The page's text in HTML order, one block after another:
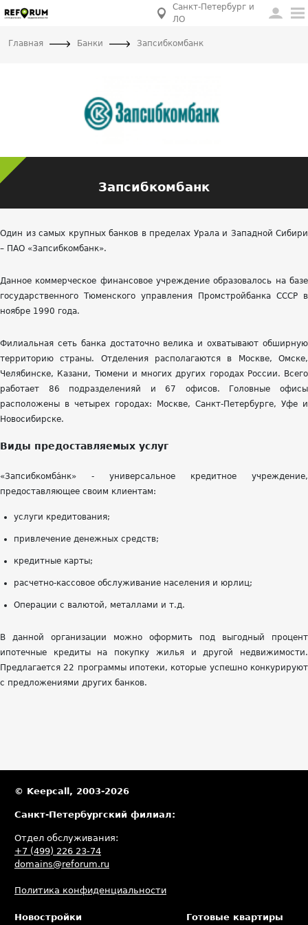
Санкт-Петербург и
ЛО
Главная Банки Запсибкомбанк
Запсибкомбанк
Один из самых крупных банков в пределах Урала и Западной Сибири
– ПАО «Запсибкомбанк».
Данное коммерческое финансовое учреждение образовалось на базе
государственного Тюменского управления Промстройбанка СССР в
ноябре 1990 года.
Филиальная сеть банка достаточно велика и охватывают обширную
территорию страны. Отделения располагаются в Москве, Омске,
Челябинске, Казани, Тюмени и многих других городах России. Всего
работает 86 подразделенияй и 67 офисов. Головные офисы
расположены в четырех городах: Москве, Санкт-Петербурге, Уфе и
Новосибирске.
Виды предоставляемых услуг
«Запсибкомба́нк» - универсальное кредитное учреждение,
предоставляющее своим клиентам:
услуги кредитования;
привлечение денежных средств;
кредитные карты;
расчетно-кассовое обслуживание населения и юрлиц;
Операции с валютой, металлами и т.д.
В данной организации можно оформить под выгодный процент
ипотечные кредиты на покупку жилья и другой недвижимости.
Предлагается 22 программы ипотеки, которые успешно конкурируют
с предложениями других банков.
© Keepcall, 2003-2026
Санкт-Петербургский филиал:
Отдел обслуживания:
+7 (499) 226 23-74
domains@reforum.ru
Политика конфиденциальности
Новостройки Готовые квартиры